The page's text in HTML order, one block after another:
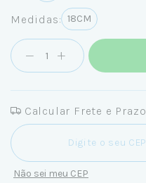
Medidas: 18CM
Calcular Frete e Prazo
Entregas para o CEP:
Não sei meu CEP